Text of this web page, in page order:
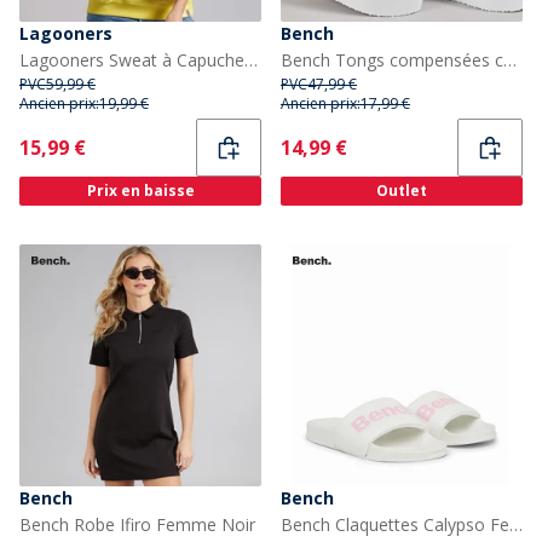
Lagooners
Lagooners Sweat à Capuche graphique Nightingale Nest Femme Jaune
PVC59,99 €
Ancien prix:19,99 €
Current
15,99 €
Prix en baisse
Bench
Bench Tongs compensées chunky Femme les vacances White Pu
PVC47,99 €
Ancien prix:17,99 €
Current
14,99 €
Outlet
Bench
Bench Robe Ifiro Femme Noir
Bench
Bench Claquettes Calypso Femme Blanc/Rose